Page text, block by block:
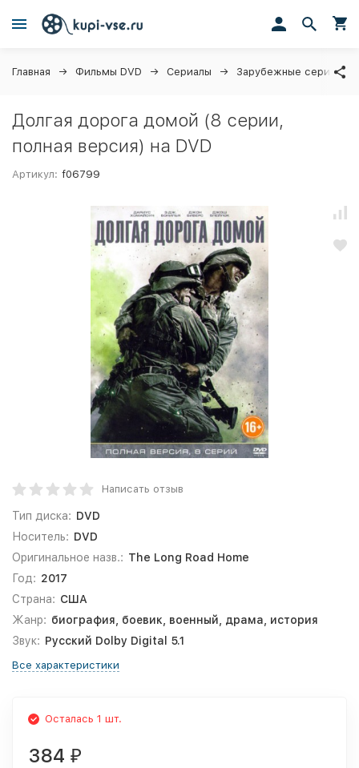
Главная Фильмы DVD Сериалы Зарубежные сериалы
Долгая дорога домой (8 серии,
полная версия) на DVD
Артикул: f06799
Написать отзыв
Тип диска: DVD
Носитель: DVD
Оригинальное назв.: The Long Road Home
Год: 2017
Страна: США
Жанр: биография, боевик, военный, драма, история
Звук: Русский Dolby Digital 5.1
Все характеристики
Осталась 1 шт.
384 ₽